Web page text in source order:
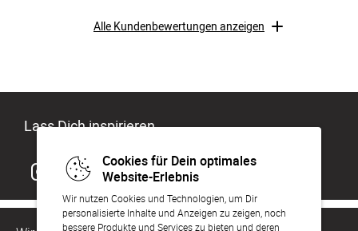
Cookies für Dein optimales
Website-Erlebnis
Wir nutzen Cookies und Technologien, um Dir
personalisierte Inhalte und Anzeigen zu zeigen, noch
bessere Produkte und Services zu bieten und deren
Alle Kundenbewertungen anzeigen
Lass Dich inspirieren